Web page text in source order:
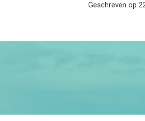
Geschreven op